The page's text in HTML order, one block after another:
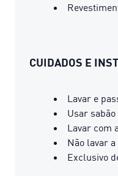
CUIDADOS E
Lavar e
Usar
Lavar com
Não lavar a
Exclusivo